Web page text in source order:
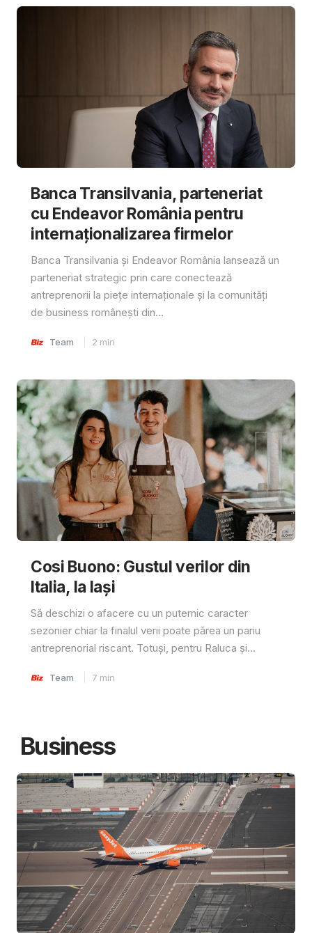
Banca Transilvania, parteneriat
cu Endeavor România pentru
internaționalizarea firmelor
Banca Transilvania și Endeavor România lansează un
parteneriat strategic prin care conectează
antreprenorii la piețe internaționale și la comunități
de business românești din...
Team 2 min
Cosi Buono: Gustul verilor din
Italia, la Iași
Să deschizi o afacere cu un puternic caracter
sezonier chiar la finalul verii poate părea un pariu
antreprenorial riscant. Totuși, pentru Raluca și...
Team 7 min
Business